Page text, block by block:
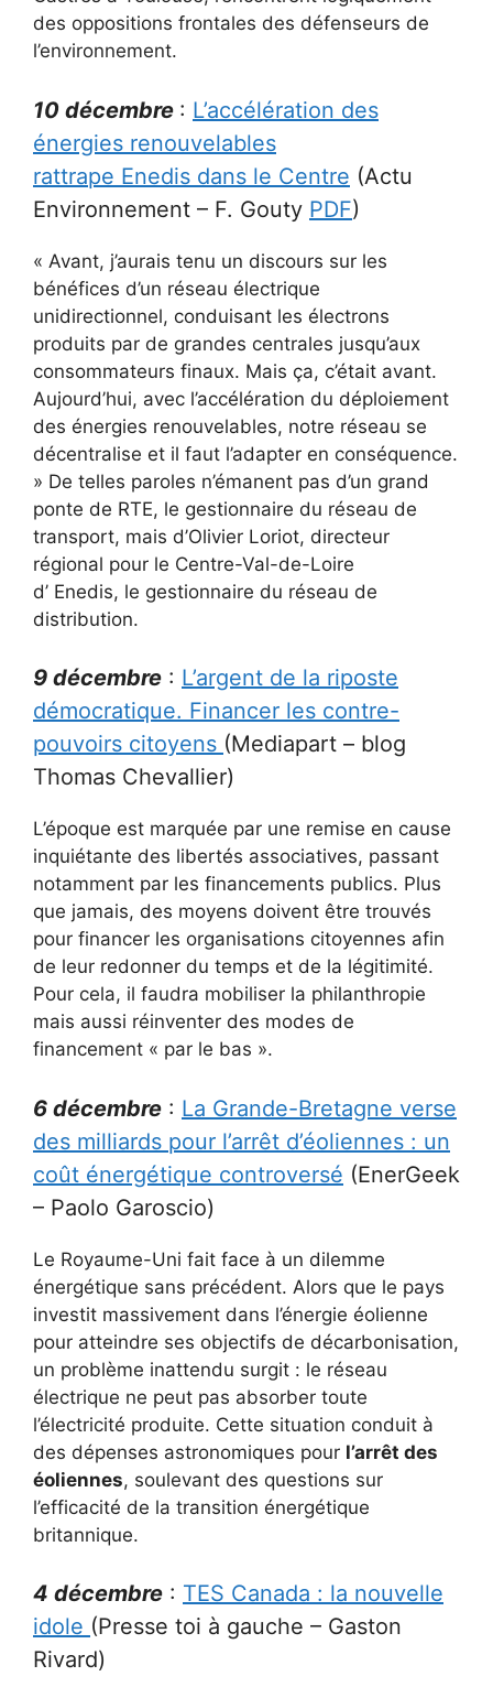
des oppositions frontales des défenseurs de
l’environnement.
10 décembre : L’accélération des
énergies renouvelables
rattrape Enedis dans le Centre (Actu
Environnement – F. Gouty PDF)
« Avant, j’aurais tenu un discours sur les
bénéfices d’un réseau électrique
unidirectionnel, conduisant les électrons
produits par de grandes centrales jusqu’aux
consommateurs finaux. Mais ça, c’était avant.
Aujourd’hui, avec l’accélération du déploiement
des énergies renouvelables, notre réseau se
décentralise et il faut l’adapter en conséquence.
» De telles paroles n’émanent pas d’un grand
ponte de RTE, le gestionnaire du réseau de
transport, mais d’Olivier Loriot, directeur
régional pour le Centre-Val-de-Loire
d’ Enedis, le gestionnaire du réseau de
distribution.
9 décembre : L’argent de la riposte
démocratique. Financer les contre-
pouvoirs citoyens (Mediapart – blog
Thomas Chevallier)
L’époque est marquée par une remise en cause
inquiétante des libertés associatives, passant
notamment par les financements publics. Plus
que jamais, des moyens doivent être trouvés
pour financer les organisations citoyennes afin
de leur redonner du temps et de la légitimité.
Pour cela, il faudra mobiliser la philanthropie
mais aussi réinventer des modes de
financement « par le bas ».
6 décembre : La Grande-Bretagne verse
des milliards pour l’arrêt d’éoliennes : un
coût énergétique controversé (EnerGeek
– Paolo Garoscio)
Le Royaume-Uni fait face à un dilemme
énergétique sans précédent. Alors que le pays
investit massivement dans l’énergie éolienne
pour atteindre ses objectifs de décarbonisation,
un problème inattendu surgit : le réseau
électrique ne peut pas absorber toute
l’électricité produite. Cette situation conduit à
des dépenses astronomiques pour l’arrêt des
éoliennes, soulevant des questions sur
l’efficacité de la transition énergétique
britannique.
4 décembre : TES Canada : la nouvelle
idole (Presse toi à gauche – Gaston
Rivard)